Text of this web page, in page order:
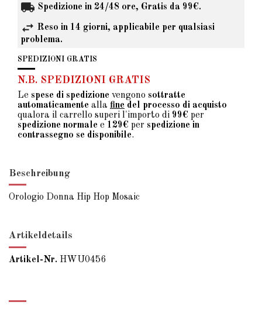
Spedizione in 24/48 ore, Gratis da 99€.
Reso in 14 giorni, applicabile per qualsiasi
problema.
SPEDIZIONI GRATIS
N.B. SPEDIZIONI GRATIS
Le spese di spedizione vengono sottratte
automaticamente alla fine del processo di acquisto
qualora il carrello superi l'importo di 99€ per
spedizione normale e 129€ per spedizione in
contrassegno se disponibile.
Beschreibung
Orologio Donna Hip Hop Mosaic
Artikeldetails
Artikel-Nr. HWU0456